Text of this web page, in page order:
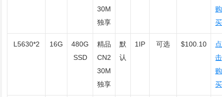
30M
独享
购
买
L5630*2 16G
480G
SSD
精品
CN2
30M
独享
默
认
1IP 可选 $100.10
点
击
购
买